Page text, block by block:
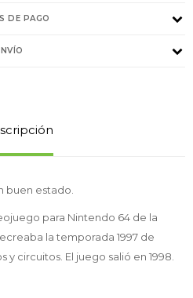
DE PAGO
buen estado.
para Nintendo 64 de la
la temporada 1997 de
y circuitos. El juego salió en 1998.